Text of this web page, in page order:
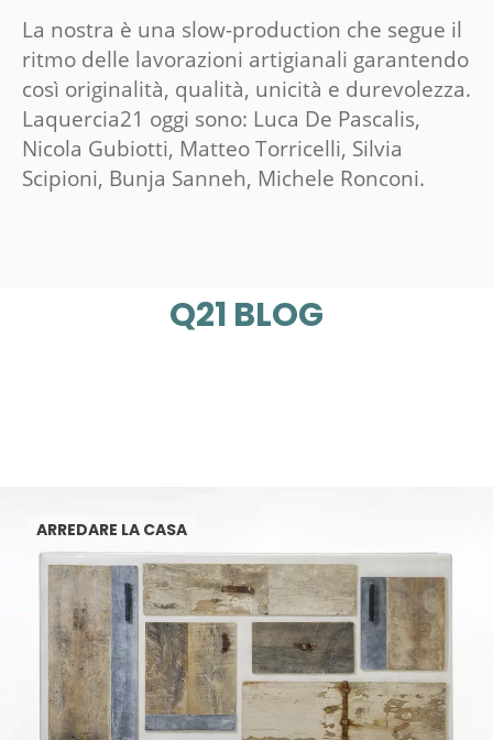
La nostra è una slow-production che segue il
ritmo delle lavorazioni artigianali garantendo
così originalità, qualità, unicità e durevolezza.
Laquercia21 oggi sono: Luca De Pascalis,
Nicola Gubiotti, Matteo Torricelli, Silvia
Scipioni, Bunja Sanneh, Michele Ronconi.
Q21 BLOG
ARREDARE LA CASA